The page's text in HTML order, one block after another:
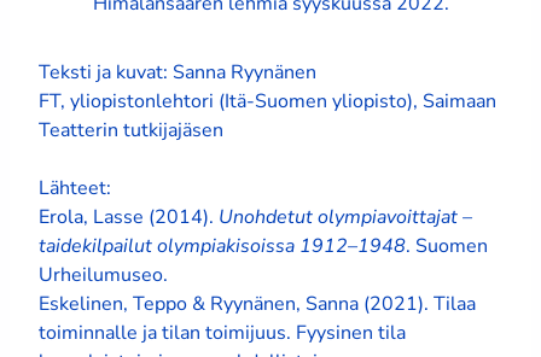
Teksti ja kuvat: Sanna Ryynänen
FT, yliopistonlehtori (Itä-Suomen yliopisto), Saimaan
Teatterin tutkijajäsen
Lähteet:
Erola, Lasse (2014). Unohdetut olympiavoittajat –
taidekilpailut olympiakisoissa 1912–1948. Suomen
Urheilumuseo.
Eskelinen, Teppo & Ryynänen, Sanna (2021). Tilaa
toiminnalle ja tilan toimijuus. Fyysinen tila